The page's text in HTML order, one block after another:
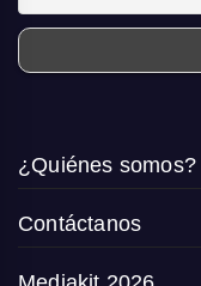
¿Quiénes somos?
Contáctanos